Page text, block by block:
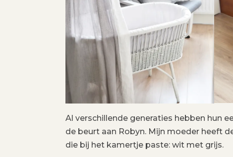
Al verschillende generaties hebben hun
de beurt aan Robyn. Mijn moeder heeft
die bij het kamertje paste: wit met grijs.